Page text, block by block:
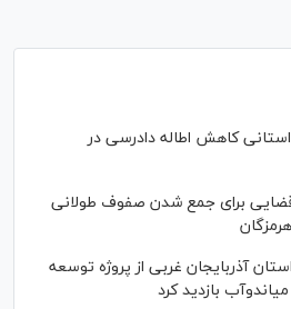
کاهش اطاله دادرسی در
برای جمع شدن صفوف طولانی
آذربایجان غربی از پروژه توسعه
بازدید کرد